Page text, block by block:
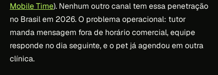
Mobile Time). Nenhum outro canal tem essa penetração
no Brasil em 2026. O problema operacional: tutor
manda mensagem fora de horário comercial, equipe
responde no dia seguinte, e o pet já agendou em outra
clínica.